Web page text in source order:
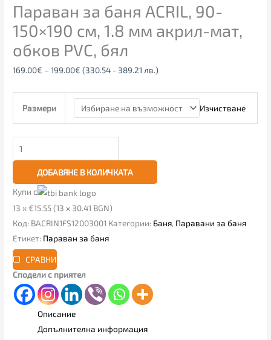
Параван за баня ACRIL, 90-
150×190 см, 1.8 мм акрил-мат,
обков PVC, бял
169.00€ – 199.00€ (330.54 - 389.21 лв.)
Размери Изчистване
ДОБАВЯНЕ В КОЛИЧКАТА
Купи с
13 x €15.55 (13 x 30.41 BGN)
Код: BACRIN1FS12003001 Категории: Баня, Паравани за баня
Етикет: Параван за баня
СРАВНИ
Сподели с приятел
Описание
Допълнителна информация